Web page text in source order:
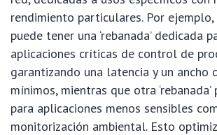
rendimiento particulares. Por ejemplo,
puede tener una ‘rebanada’ dedicada
aplicaciones críticas de control de
garantizando una latencia y un ancho
mínimos, mientras que otra
para aplicaciones menos sensibles
monitorización ambiental. Esto